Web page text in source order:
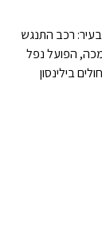
רכב התנגש
כבן 60. מעוצמת המכה, הפועל נפל
בילינסון